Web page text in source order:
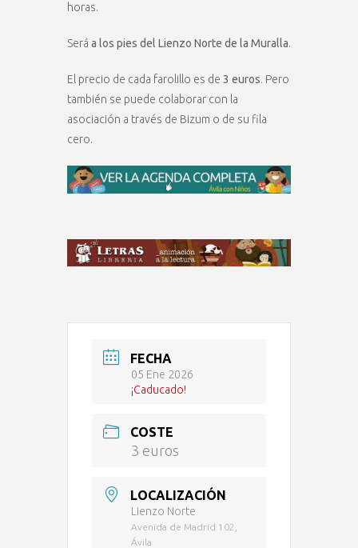
horas.
Será a los pies del Lienzo Norte de la Muralla.
El precio de cada farolillo es de 3 euros. Pero
también se puede colaborar con la
asociación a través de Bizum o de su fila
cero.
FECHA
05 Ene 2026
¡Caducado!
COSTE
3 euros
LOCALIZACIÓN
Lienzo Norte
Avenida de Madrid 102,
Ávila